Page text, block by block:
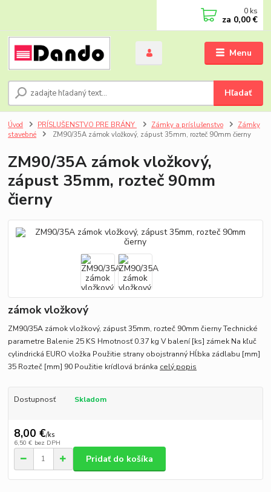
Menu
Hľadať
0 ks
za 0,00 €
Úvod PRÍSLUŠENSTVO PRE BRÁNY Zámky a príslušenstvo
Zámky
stavebné
ZM90/35A zámok vložkový, zápust 35mm, rozteč 90mm čierny
ZM90/35A zámok vložkový,
zápust 35mm, rozteč 90mm
čierny
zámok vložkový
ZM90/35A zámok vložkový, zápust 35mm, rozteč 90mm čierny Technické
parametre Balenie 25 KS Hmotnosť 0.37 kg V balení [ks] zámek Na kľuč
cylindrická EURO vložka Použitie strany obojstranný Hĺbka zádlabu [mm]
35 Rozteč [mm] 90 Použitie krídlová bránka celý popis
Dostupnosť Skladom
8,00 €/ks
6,50 € bez DPH
Pridať do košíka